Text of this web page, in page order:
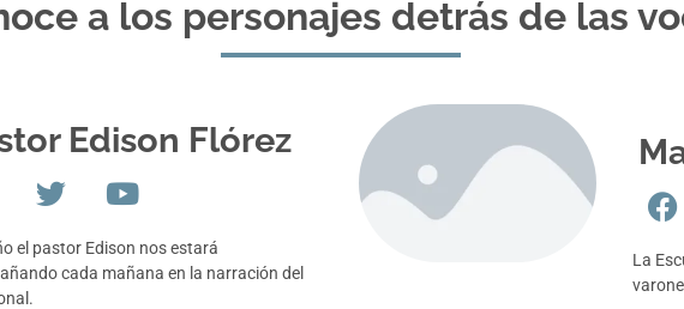
a los personajes detrás de las
Edison Flórez
el pastor Edison nos estará
cada mañana en la narración del
La